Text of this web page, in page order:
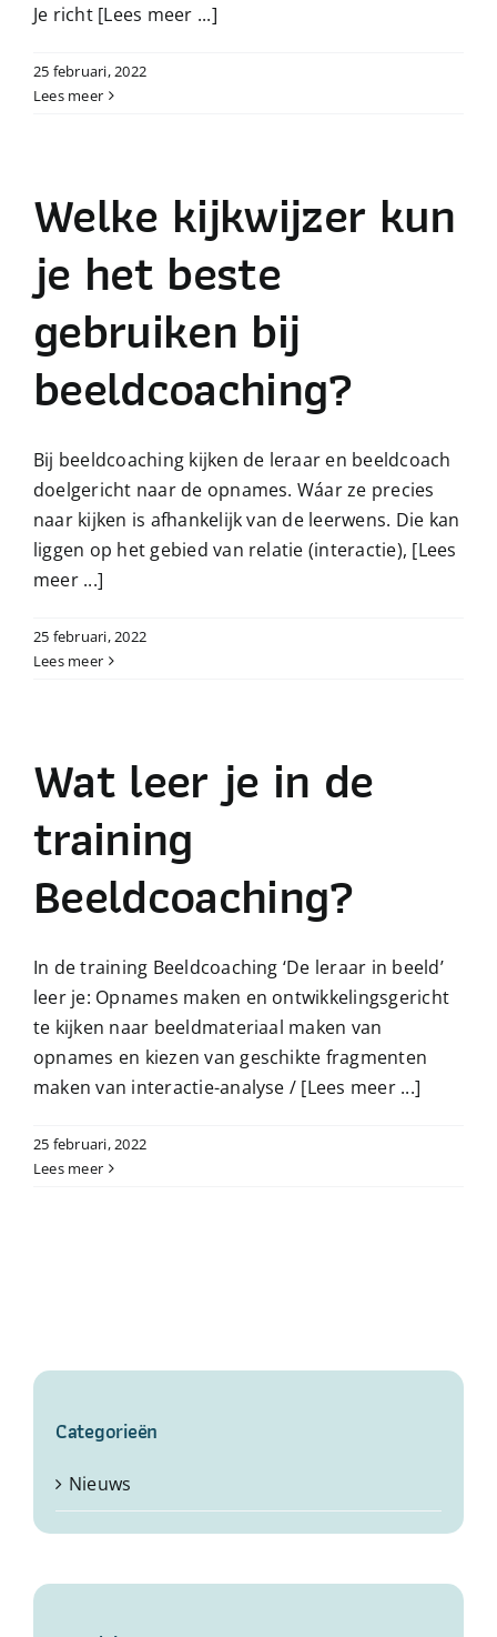
Je richt [Lees meer ...]
25 februari, 2022
Lees meer
Welke kijkwijzer kun
je het beste
gebruiken bij
beeldcoaching?
Bij beeldcoaching kijken de leraar en beeldcoach
doelgericht naar de opnames. Wáar ze precies
naar kijken is afhankelijk van de leerwens. Die kan
liggen op het gebied van relatie (interactie), [Lees
meer ...]
25 februari, 2022
Lees meer
Wat leer je in de
training
Beeldcoaching?
In de training Beeldcoaching ‘De leraar in beeld’
leer je: Opnames maken en ontwikkelingsgericht
te kijken naar beeldmateriaal maken van
opnames en kiezen van geschikte fragmenten
maken van interactie-analyse / [Lees meer ...]
25 februari, 2022
Lees meer
Categorieën
Nieuws